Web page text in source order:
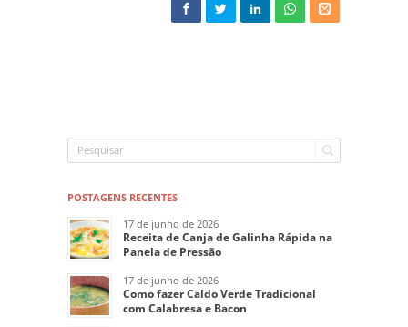
POSTAGENS RECENTES
17 de junho de 2026
Receita de Canja de Galinha Rápida na
Panela de Pressão
17 de junho de 2026
Como fazer Caldo Verde Tradicional
com Calabresa e Bacon